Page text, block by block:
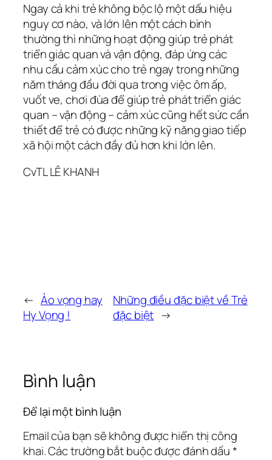
Ngay cả khi trẻ không bộc lộ một dấu hiệu
nguy cơ nào, và lớn lên một cách bình
thường thì những hoạt động giúp trẻ phát
triển giác quan và vận động, đáp ứng các
nhu cầu cảm xúc cho trẻ ngay trong những
năm tháng đầu đời qua trong việc ôm ấp,
vuốt ve, chơi đùa để giúp trẻ phát triển giác
quan – vận động – cảm xúc cũng hết sức cần
thiết để trẻ có được những kỹ năng giao tiếp
xã hội một cách đầy đủ hơn khi lớn lên.
CvTL LÊ KHANH
← Ảo vọng hay
Hy Vọng !
Những điều đặc biệt về Trẻ
đặc biệt →
Bình luận
Để lại một bình luận
Email của bạn sẽ không được hiển thị công
khai.Các trường bắt buộc được đánh dấu*